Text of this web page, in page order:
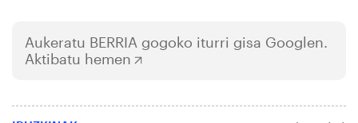
Aukeratu BERRIA gogoko iturri gisa Googlen.
Aktibatu hemen